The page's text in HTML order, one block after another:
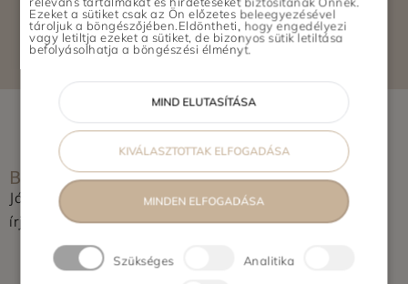
BOLT ÉRTÉKELÉSE
Jártál már itt? Segítsd a többieket, értékeld a helyet és
írj pár soros véleményt.
Ezeket a sütiket csak az Ön előzetes beleegyezésével
tároljuk a böngészőjében.Eldöntheti, hogy engedélyezi
vagy letiltja ezeket a sütiket, de bizonyos sütik letiltása
befolyásolhatja a böngészési élményt.
MIND ELUTASÍTÁSA
KIVÁLASZTOTTAK ELFOGADÁSA
MINDEN ELFOGADÁSA
Szükséges Analitika